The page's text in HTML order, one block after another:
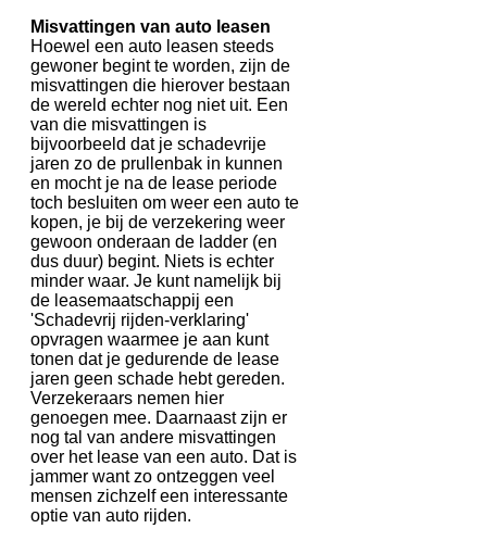
Misvattingen van auto leasen
Hoewel een auto leasen steeds
gewoner begint te worden, zijn de
misvattingen die hierover bestaan
de wereld echter nog niet uit. Een
van die misvattingen is
bijvoorbeeld dat je schadevrije
jaren zo de prullenbak in kunnen
en mocht je na de lease periode
toch besluiten om weer een auto te
kopen, je bij de verzekering weer
gewoon onderaan de ladder (en
dus duur) begint. Niets is echter
minder waar. Je kunt namelijk bij
de leasemaatschappij een
'Schadevrij rijden-verklaring'
opvragen waarmee je aan kunt
tonen dat je gedurende de lease
jaren geen schade hebt gereden.
Verzekeraars nemen hier
genoegen mee. Daarnaast zijn er
nog tal van andere misvattingen
over het lease van een auto. Dat is
jammer want zo ontzeggen veel
mensen zichzelf een interessante
optie van auto rijden.